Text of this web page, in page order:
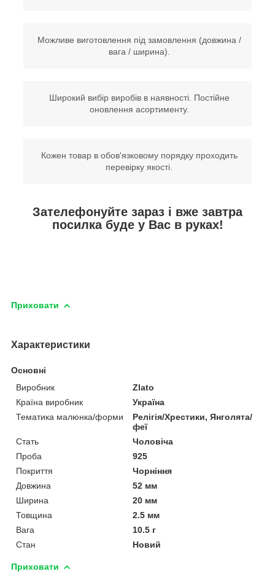
Можливе виготовлення під замовлення (довжина /
вага / ширина).
Широкий вибір виробів в наявності. Постійне
оновлення асортименту.
Кожен товар в обов'язковому порядку проходить
перевірку якості.
Зателефонуйте зараз і вже завтра
посилка буде у Вас в руках!
Приховати
Характеристики
Основні
Виробник
Zlato
Країна виробник
Україна
Тематика малюнка/форми
Релігія/Хрестики, Янголята/
феї
Стать
Чоловіча
Проба
925
Покриття
Чорніння
Довжина
52 мм
Ширина
20 мм
Товщина
2.5 мм
Вага
10.5 г
Стан
Новий
Приховати